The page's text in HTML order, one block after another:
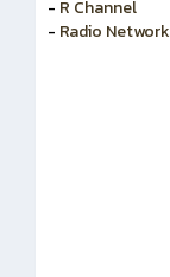
- R Channel
- Radio Network